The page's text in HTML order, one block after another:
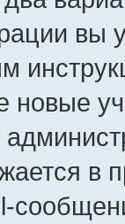
вы
новые
в